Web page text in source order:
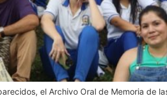
el Archivo Oral de Memoria de